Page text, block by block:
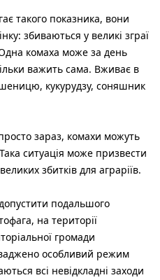
такого показника, вони
збиваються у великі зграї
Одна комаха може за день
важить сама. Вживає в
кукурудзу, соняшник
зараз, комахи можуть
ситуація може призвести
збитків для аграріїв.
подальшого
на території
громади
особливий режим
всі невідкладні заходи